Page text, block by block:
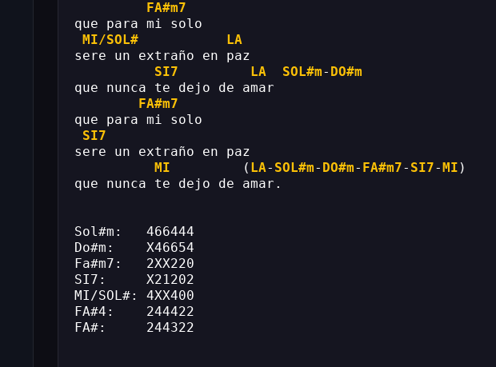
FA#m7
que para mi solo
MI/SOL#
LA
sere un extraño en paz
SI7
LA SOL#m- DO#m
que nunca te dejo de amar
FA#m7
que para mi solo
SI7
sere un extraño en paz
MI ( LA- SOL#m- DO#m- FA#m7- SI7-MI )
que nunca te dejo de amar.
Sol#m:   466444
Do#m:    X46654
Fa#m7:   2XX220
SI7:     X21202
MI/SOL#: 4XX400
FA#4:    244422
FA#:     244322